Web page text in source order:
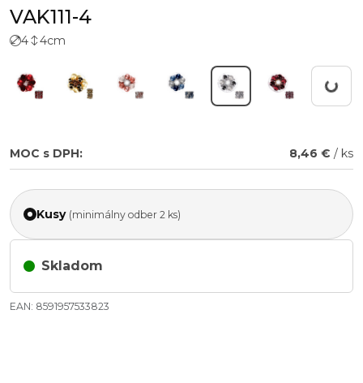
VAK111-4
4 4cm
Working...
MOC s DPH: 8,46 € / ks
Kusy (minimálny odber 2 ks)
Skladom
EAN: 8591957533823